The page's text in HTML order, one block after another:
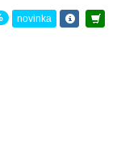
novinka